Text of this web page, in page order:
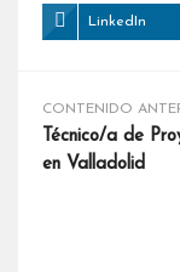
LinkedIn
CONTENIDO
Técnico/a de
en Valladolid